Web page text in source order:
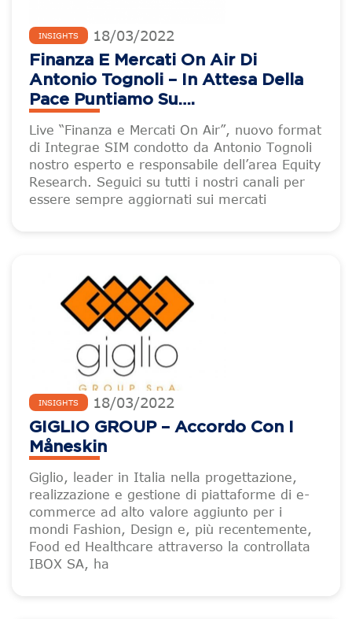
INSIGHTS 18/03/2022
Finanza E Mercati On Air Di
Antonio Tognoli – In Attesa Della
Pace Puntiamo Su….
Live “Finanza e Mercati On Air”, nuovo format
di Integrae SIM condotto da Antonio Tognoli
nostro esperto e responsabile dell’area Equity
Research. Seguici su tutti i nostri canali per
essere sempre aggiornati sui mercati
INSIGHTS 18/03/2022
GIGLIO GROUP – Accordo Con I
Måneskin
Giglio, leader in Italia nella progettazione,
realizzazione e gestione di piattaforme di e-
commerce ad alto valore aggiunto per i
mondi Fashion, Design e, più recentemente,
Food ed Healthcare attraverso la controllata
IBOX SA, ha